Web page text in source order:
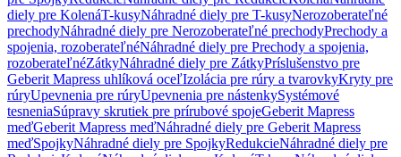
diely pre KolenáT-kusyNáhradné diely pre T-kusyNerozoberateľné
prechodyNáhradné diely pre Nerozoberateľné prechodyPrechody a
spojenia, rozoberateľnéNáhradné diely pre Prechody a spojenia,
rozoberateľnéZátkyNáhradné diely pre ZátkyPríslušenstvo pre
Geberit Mapress uhlíková oceľIzolácia pre rúry a tvarovkyKryty pre
rúryUpevnenia pre rúryUpevnenia pre nástenkySystémové
tesneniaSúpravy skrutiek pre prírubové spojeGeberit Mapress
meďGeberit Mapress meďNáhradné diely pre Geberit Mapress
meďSpojkyNáhradné diely pre SpojkyRedukcieNáhradné diely pre